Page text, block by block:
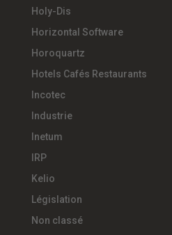
Holy-Dis
Horizontal Software
Horoquartz
Hotels Cafés Restaurants
Incotec
Industrie
Inetum
IRP
Kelio
Législation
Non classé